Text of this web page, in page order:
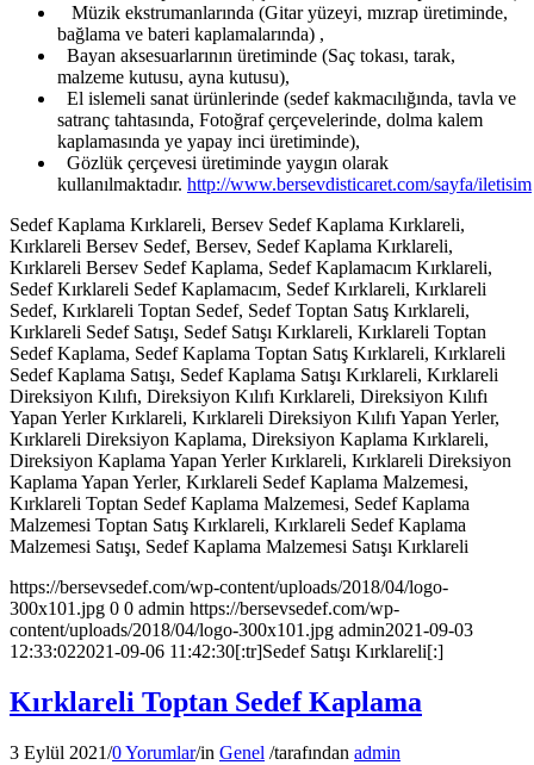
Müzik ekstrumanlarında (Gitar yüzeyi, mızrap üretiminde,
bağlama ve bateri kaplamalarında) ,
Bayan aksesuarlarının üretiminde (Saç tokası, tarak,
malzeme kutusu, ayna kutusu),
El islemeli sanat ürünlerinde (sedef kakmacılığında, tavla ve
satranç tahtasında, Fotoğraf çerçevelerinde, dolma kalem
kaplamasında ye yapay inci üretiminde),
Gözlük çerçevesi üretiminde yaygın olarak
kullanılmaktadır. http://www.bersevdisticaret.com/sayfa/iletisim
Sedef Kaplama Kırklareli, Bersev Sedef Kaplama Kırklareli,
Kırklareli Bersev Sedef, Bersev, Sedef Kaplama Kırklareli,
Kırklareli Bersev Sedef Kaplama, Sedef Kaplamacım Kırklareli,
Sedef Kırklareli Sedef Kaplamacım, Sedef Kırklareli, Kırklareli
Sedef, Kırklareli Toptan Sedef, Sedef Toptan Satış Kırklareli,
Kırklareli Sedef Satışı, Sedef Satışı Kırklareli, Kırklareli Toptan
Sedef Kaplama, Sedef Kaplama Toptan Satış Kırklareli, Kırklareli
Sedef Kaplama Satışı, Sedef Kaplama Satışı Kırklareli, Kırklareli
Direksiyon Kılıfı, Direksiyon Kılıfı Kırklareli, Direksiyon Kılıfı
Yapan Yerler Kırklareli, Kırklareli Direksiyon Kılıfı Yapan Yerler,
Kırklareli Direksiyon Kaplama, Direksiyon Kaplama Kırklareli,
Direksiyon Kaplama Yapan Yerler Kırklareli, Kırklareli Direksiyon
Kaplama Yapan Yerler, Kırklareli Sedef Kaplama Malzemesi,
Kırklareli Toptan Sedef Kaplama Malzemesi, Sedef Kaplama
Malzemesi Toptan Satış Kırklareli, Kırklareli Sedef Kaplama
Malzemesi Satışı, Sedef Kaplama Malzemesi Satışı Kırklareli
https://bersevsedef.com/wp-content/uploads/2018/04/logo-
300x101.jpg 0 0 admin https://bersevsedef.com/wp-
content/uploads/2018/04/logo-300x101.jpg admin2021-09-03
12:33:022021-09-06 11:42:30[:tr]Sedef Satışı Kırklareli[:]
Kırklareli Toptan Sedef Kaplama
3 Eylül 2021/0 Yorumlar/in Genel /tarafından admin